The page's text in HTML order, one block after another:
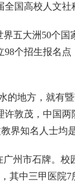
国高校人文
五大洲50个
个招生报名
的地方，就有
敦茂，中国
界知名人士均
州市石牌。
其中三甲医院7